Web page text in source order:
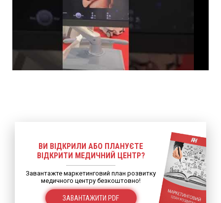
ВИ ВІДКРИЛИ АБО ПЛАНУЄТЕ
ВІДКРИТИ МЕДИЧНИЙ ЦЕНТР?
Завантажте маркетинговий план розвитку
медичного центру безкоштовно!
ЗАВАНТАЖИТИ PDF